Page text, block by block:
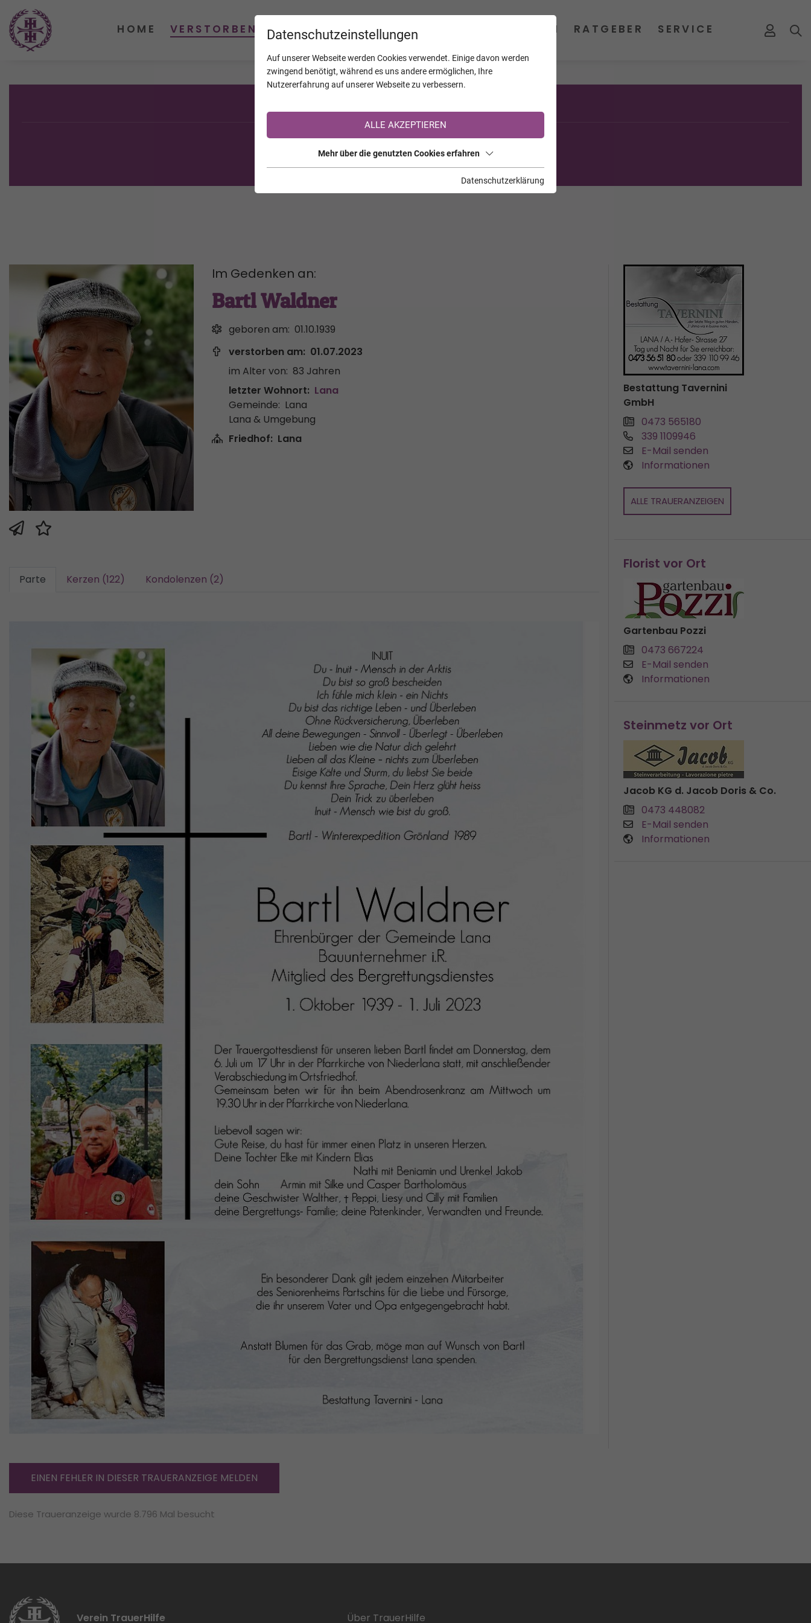
Sie sind noch nicht auf TrauerHilfe.it registriert?
>> zur kostenlosen Registrierung <<
Im Gedenken an:
Bartl Waldner
geboren am: 01.10.1939
verstorben am: 01.07.2023
im Alter von: 83 Jahren
letzter Wohnort: Lana
Gemeinde: Lana
Lana & Umgebung
Friedhof: Lana
Parte Kerzen (122) Kondolenzen (2)
Bestattung Tavernini
GmbH
0473 565180
339 1109946
E-Mail senden
Informationen
ALLE TRAUERANZEIGEN
Florist vor Ort
Gartenbau Pozzi
0473 667224
E-Mail senden
Informationen
Steinmetz vor Ort
Jacob KG d. Jacob Doris & Co.
0473 448082
E-Mail senden
Informationen
EINEN FEHLER IN DIESER TRAUERANZEIGE MELDEN
Diese Traueranzeige wurde 8.796 Mal besucht
Verein TrauerHilfe Über TrauerHilfe
Datenschutzeinstellungen
Auf unserer Webseite werden Cookies verwendet. Einige davon werden
zwingend benötigt, während es uns andere ermöglichen, Ihre
Nutzererfahrung auf unserer Webseite zu verbessern.
ALLE AKZEPTIEREN
Mehr über die genutzten Cookies erfahren
Datenschutzerklärung
HOME VERSTORBENE KALENDER JAHRESTAGE UNTERNEHMEN RATGEBER SERVICE